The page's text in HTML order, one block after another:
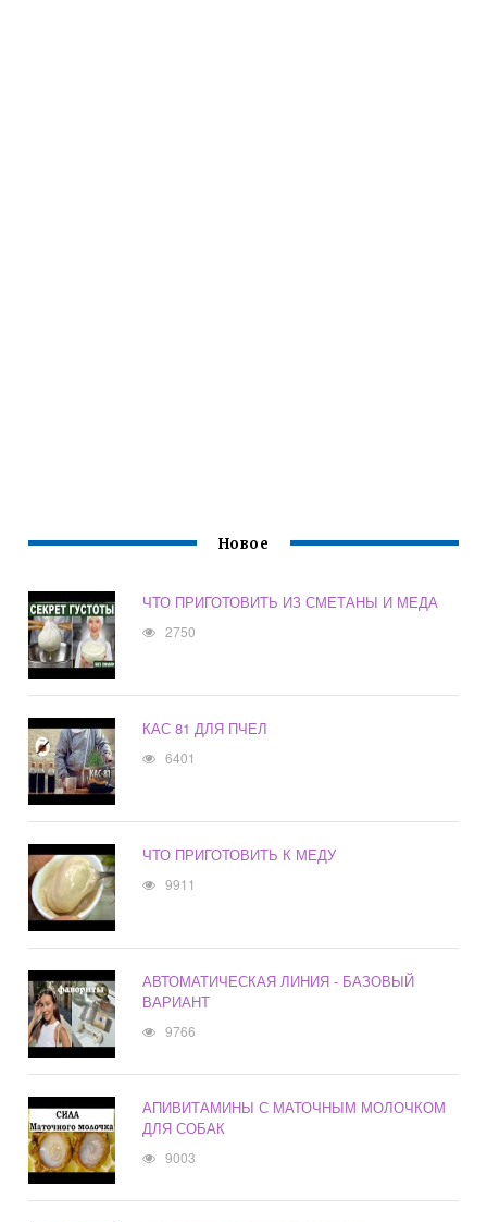
Новое
ЧТО ПРИГОТОВИТЬ ИЗ СМЕТАНЫ И МЕДА
2750
КАС 81 ДЛЯ ПЧЕЛ
6401
ЧТО ПРИГОТОВИТЬ К МЕДУ
9911
АВТОМАТИЧЕСКАЯ ЛИНИЯ - БАЗОВЫЙ
ВАРИАНТ
9766
АПИВИТАМИНЫ С МАТОЧНЫМ МОЛОЧКОМ
ДЛЯ СОБАК
9003